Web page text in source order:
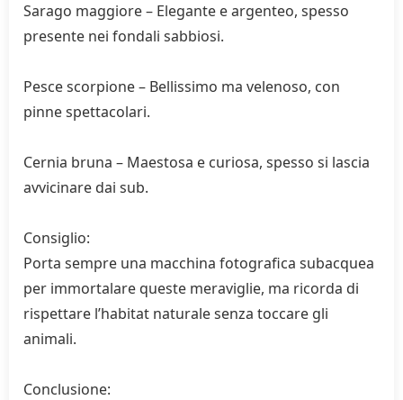
Sarago maggiore – Elegante e argenteo, spesso
presente nei fondali sabbiosi.
Pesce scorpione – Bellissimo ma velenoso, con
pinne spettacolari.
Cernia bruna – Maestosa e curiosa, spesso si lascia
avvicinare dai sub.
Consiglio:
Porta sempre una macchina fotografica subacquea
per immortalare queste meraviglie, ma ricorda di
rispettare l’habitat naturale senza toccare gli
animali.
Conclusione: